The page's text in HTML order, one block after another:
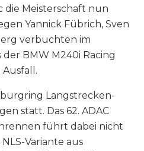
die Meisterschaft nun
Yannick Fübrich, Sven
verbuchten im
BMW M240i Racing
Langstrecken-
statt. Das 62. ADAC
führt dabei nicht
Variante aus